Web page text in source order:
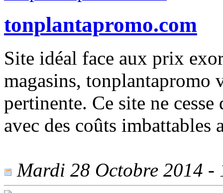
tonplantapromo.com
Site idéal face aux prix
magasins, tonplantapromo
pertinente. Ce site ne
avec des coûts imbattables
Mardi 28 Octobre 2014 -